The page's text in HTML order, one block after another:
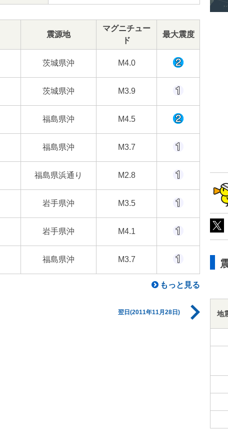
震源地
マグニチュー
ド
最大震度
茨城県沖 M4.0
茨城県沖 M3.9
福島県沖 M4.5
福島県沖 M3.7
福島県浜通り M2.8
岩手県沖 M3.5
岩手県沖 M4.1
福島県沖 M3.7
もっと見る
翌日(2011年11月28日) 地